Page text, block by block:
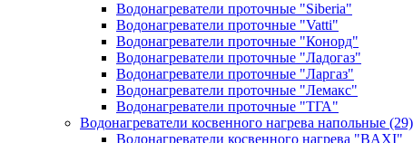
Водонагреватели проточные "Siberia"
Водонагреватели проточные "Vatti"
Водонагреватели проточные "Конорд"
Водонагреватели проточные "Ладогаз"
Водонагреватели проточные "Ларгаз"
Водонагреватели проточные "Лемакс"
Водонагреватели проточные "ТГА"
Водонагреватели косвенного нагрева напольные (29)
Водонагреватели косвенного нагрева "BAXI"